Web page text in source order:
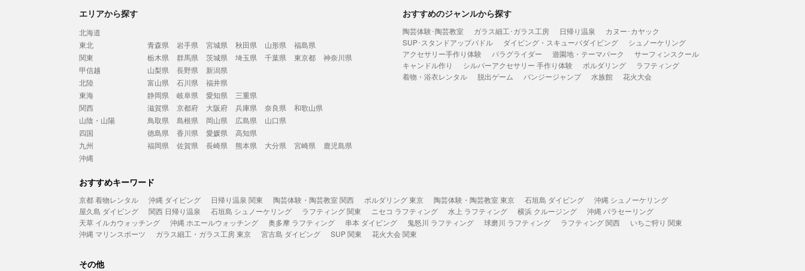
エリアから探す
北海道
東北
青森県 岩手県 宮城県 秋田県 山形県
福島県
関東
栃木県 群馬県 茨城県 埼玉県 千葉県 東京都
神奈川県
甲信越
山梨県 長野県
新潟県
北陸
富山県 石川県
福井県
東海
静岡県 岐阜県 愛知県
三重県
関西
滋賀県 京都府 大阪府 兵庫県 奈良県
和歌山県
山陰・山陽
鳥取県 島根県 岡山県 広島県
山口県
四国
徳島県 香川県 愛媛県
高知県
九州
福岡県 佐賀県 長崎県 熊本県 大分県 宮崎県
鹿児島県
沖縄
おすすめのジャンルから探す
陶芸体験･陶芸教室 ガラス細工･ガラス工房 日帰り温泉
カヌー･カヤック
SUP･スタンドアップパドル
ダイビング・スキューバダイビング
シュノーケリング
アクセサリー手作り体験
パラグライダー 遊園地・テーマパーク
サーフィンスクール
キャンドル作り
シルバーアクセサリー 手作り体験 ボルダリング
ラフティング
着物・浴衣レンタル
脱出ゲーム バンジージャンプ 水族館 花火大会
おすすめキーワード
京都 着物レンタル 沖縄 ダイビング 日帰り温泉 関東 陶芸体験・陶芸教室 関西 ボルダリング 東京 陶芸体験・陶芸教室 東京 石垣島 ダイビング
沖縄 シュノーケリング
屋久島 ダイビング
関西 日帰り温泉 石垣島 シュノーケリング ラフティング 関東 ニセコ ラフティング 水上 ラフティング 横浜 クルージング
沖縄 パラセーリング
天草 イルカウォッチング
沖縄 ホエールウォッチング 奥多摩 ラフティング 串本 ダイビング 鬼怒川 ラフティング 球磨川 ラフティング ラフティング 関西
いちご狩り 関東
沖縄 マリンスポーツ
ガラス細工・ガラス工房 東京 宮古島 ダイビング SUP 関東 花火大会 関東
その他